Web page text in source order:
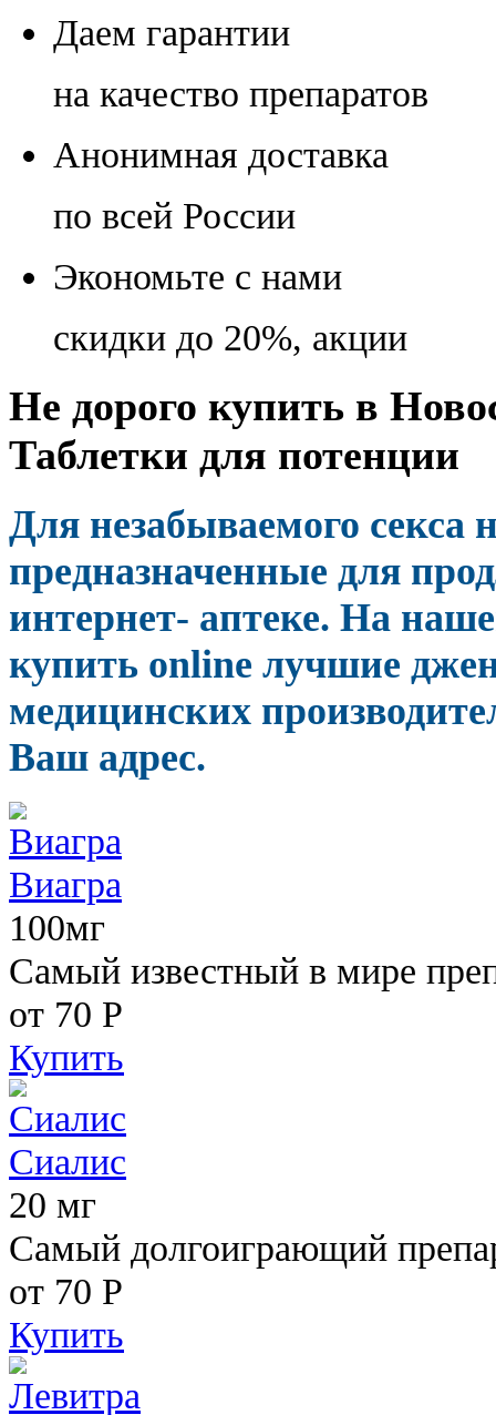
Даем гарантии
на качество препаратов
Анонимная доставка
по всей России
Экономьте с нами
скидки до 20%, акции
Не дорого купить в
Таблетки для потенции
Для незабываемого
предназначенные для
интернет- аптеке. На
купить online лучшие
медицинских
Ваш адрес.
Виагра
100мг
Самый известный в мире
от 70 Р
Купить
Сиалис
20 мг
Самый долгоиграющий
от 70 Р
Купить